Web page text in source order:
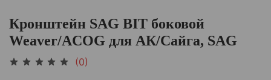
Кронштейн SAG BIT боковой
Weaver/ACOG для АК/Сайга, SAG
(0)